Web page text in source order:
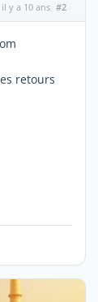
il y a 10 ans #2
retours